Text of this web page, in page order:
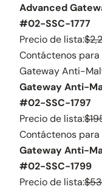
Advanced
#02-SSC-1777
Precio de lista:
Contáctenos
Gateway Anti-
Gateway Anti-
#02-SSC-1797
Precio de lista:
Contáctenos
Gateway Anti-
#02-SSC-1799
Precio de lista: